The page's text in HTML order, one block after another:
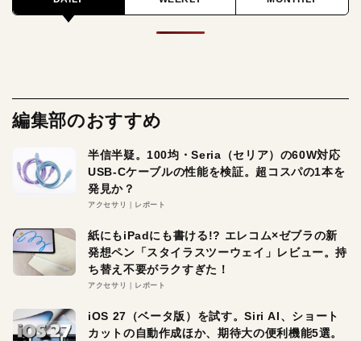
編集部のおすすめ
半信半疑。100均・Seria（セリア）の60W対応
USB-Cケーブルの性能を検証。超コスパの1本を
発見か？
アクセサリ レポート
紙にもiPadにも書ける!? エレコム×ゼブラの新
発想ペン「スタイラスツーウェイ」レビュー。持
ち替え不要がラクすぎた！
アクセサリ レポート
iOS 27（ベータ版）を試す。Siri AI、ショート
カットの自動作成ほか、期待大の便利機能5選。